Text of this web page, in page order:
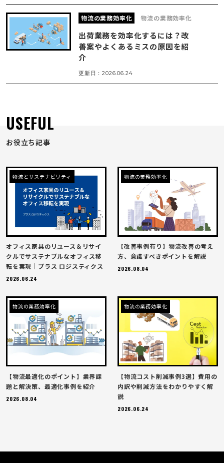
物流の業務効率化 物流の業務効率化
出荷業務を効率化するには？改
善案やよくあるミスの原因を紹
介
更新日：2026.06.24
USEFUL
お役立ち記事
物流とサステナビリティ
オフィス家具のリユース＆リサイ
クルでサステナブルなオフィス移
転を実現｜プラス ロジスティクス
2026.06.24
物流の業務効率化
【改善事例有り】物流改善の考え
方、意識すべきポイントを解説
2026.08.04
物流の業務効率化
【物流最適化のポイント】業界課
題と解決策、最適化事例を紹介
2026.08.04
物流の業務効率化
【物流コスト削減事例3選】費用の
内訳や削減方法をわかりやすく解
説
2026.06.24